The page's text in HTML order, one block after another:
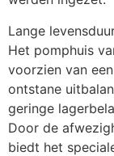
Lange
Het pomphuis
voorzien van
ontstane
geringe
Door de
biedt het